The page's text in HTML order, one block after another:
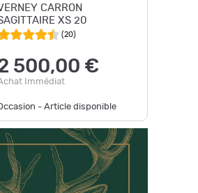
CARRON
XS 20
(20)
500,00 €
Immédiat
- Article disponible